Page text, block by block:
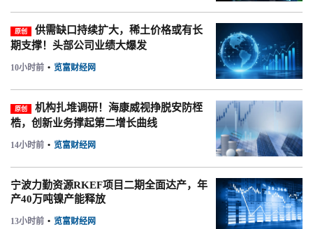
原创
供需缺口持续扩大，稀土价格或有长
期支撑！头部公司业绩大爆发
10小时前 • 览富财经网
原创
机构扎堆调研！海康威视挣脱安防桎
梏，创新业务撑起第二增长曲线
14小时前 • 览富财经网
宁波力勤资源RKEF项目二期全面达产，年
产40万吨镍产能释放
13小时前 • 览富财经网